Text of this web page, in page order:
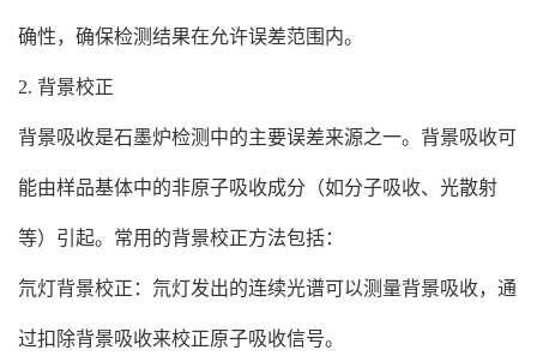
确性，确保检测结果在允许误差范围内。
2. 背景校正
背景吸收是石墨炉检测中的主要误差来源之一。背景吸收可
能由样品基体中的非原子吸收成分（如分子吸收、光散射
等）引起。常用的背景校正方法包括：
氘灯背景校正：氘灯发出的连续光谱可以测量背景吸收，通
过扣除背景吸收来校正原子吸收信号。